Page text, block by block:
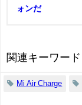
ォンだ
関連キーワード
Mi Air Charge